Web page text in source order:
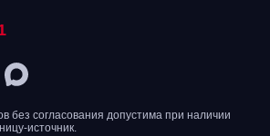
без согласования допустима при наличии
источник.